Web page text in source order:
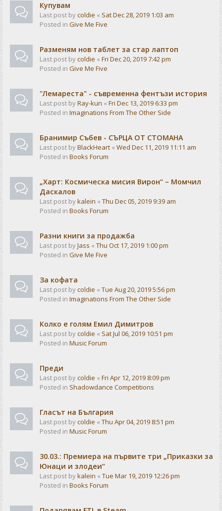
Купувам
Last post bycoldie « Sat Dec 28, 2019 1:03 am
Posted in Give Me Five
Разменям нов таблет за стар лаптоп
Last post bycoldie « Fri Dec 20, 2019 7:42 pm
Posted in Give Me Five
"Лемареста" - съвременна фентъзи история
Last post byRay-kun « Fri Dec 13, 2019 6:33 pm
Posted in Imaginations From The Other Side
Бранимир Събев - СЪРЦА ОТ СТОМАНА
Last post byBlackHeart « Wed Dec 11, 2019 11:11 am
Posted in Books Forum
„Харт: Космическа мисия Вирон“ – Момчил
Даскалов
Last post bykalein « Thu Dec 05, 2019 9:39 am
Posted in Books Forum
Разни книги за продажба
Last post byJass « Thu Oct 17, 2019 1:00 pm
Posted in Give Me Five
За кофата
Last post bycoldie « Tue Aug 20, 2019 5:56 pm
Posted in Imaginations From The Other Side
Колко е голям Емил Димитров
Last post bycoldie « Sat Jul 06, 2019 10:51 pm
Posted in Music Forum
Преди
Last post bycoldie « Fri Apr 12, 2019 8:09 pm
Posted in Shadowdance Competitions
Гласът на България
Last post bycoldie « Thu Apr 04, 2019 8:51 pm
Posted in Music Forum
30.03.: Премиера на първите три „Приказки за
Юнаци и злодеи“
Last post bykalein « Tue Mar 19, 2019 12:26 pm
Posted in Books Forum